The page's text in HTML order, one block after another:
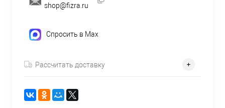
shop@fizra.ru
Спросить в Max
Рассчитать доставку